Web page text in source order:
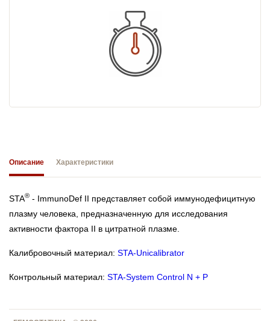
Описание Характеристики
STA® - ImmunoDef II представляет собой иммунодефицитную
плазму человека, предназначенную для исследования
активности фактора II в цитратной плазме.
Калибровочный материал: STA-Unicalibrator
Контрольный материал: STA-System Control N + P